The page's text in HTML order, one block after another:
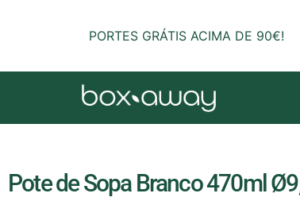
PORTES GRÁTIS ACIMA DE 90€!
Pote de Sopa Branco 470ml